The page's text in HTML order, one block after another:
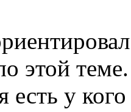
этой
есть у